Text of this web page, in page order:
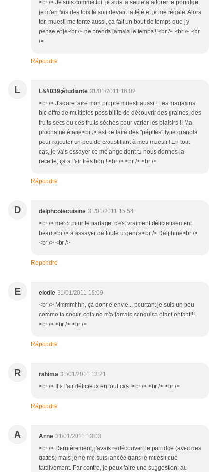
<br /> Je suis comme toi, je suis la seule à adorer le porridge,
je m'en fais des fois le soir devant la télé et je me régale. Alors
ton muesli me tente aussi, ça fait un bout de temps que j'y
pense et je<br /> ne prends jamais le temps !!<br /> <br /> <br
/>
Répondre
L L&#039;étudiante 31/01/2011 16:02
<br /> J'adore faire mon propre muesli aussi ! Les magasins
bio offre de multiples possibilité de découvrir des graines, des
fruits secs ou des fruits séchés pour varier les plaisirs !! Ma
prochaine étape<br /> est de faire des "pépites" type granola
pour rajouter un peu de croustillant à mes muesli ! En tout
cas, je vais essayer ce mélange dont tu nous donnes la
recette; ça a l'air très bon !!<br /> <br /> <br />
Répondre
D delphcotecuisine 31/01/2011 15:54
<br /> merci pour le partage, c'est vraiment délicieusement
beau.<br /> a essayer de toute urgence<br /> Delphine<br />
<br /> <br />
Répondre
E elodie 31/01/2011 15:09
<br /> Mmmmhhh, ça donne envie... pourtant je suis un peu
comme ta soeur, cela ne m'a jamais conquise étant enfant!!!
<br /> <br /> <br />
Répondre
R rahima 31/01/2011 13:21
<br /> Il a l'air délicieux en tout cas !<br /> <br /> <br />
Répondre
A Anne 31/01/2011 13:03
<br /> Dernièrement, j'avais redécouvert le porridge (avec des
dattes) mais je ne me suis lancée dans le muesli que
tardivement. Par contre, je peux faire une suggestion: au